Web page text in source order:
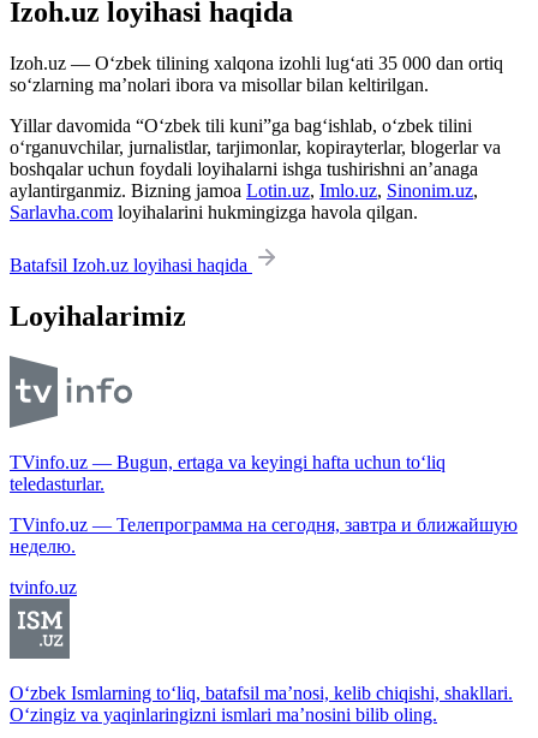
Izoh.uz loyihasi haqida
Izoh.uz — O‘zbek tilining xalqona izohli lug‘ati 35 000 dan ortiq
so‘zlarning ma’nolari ibora va misollar bilan keltirilgan.
Yillar davomida “O‘zbek tili kuni”ga bag‘ishlab, o‘zbek tilini
o‘rganuvchilar, jurnalistlar, tarjimonlar, kopirayterlar, blogerlar va
boshqalar uchun foydali loyihalarni ishga tushirishni an’anaga
aylantirganmiz. Bizning jamoa Lotin.uz, Imlo.uz, Sinonim.uz,
Sarlavha.com loyihalarini hukmingizga havola qilgan.
Batafsil Izoh.uz loyihasi haqida
Loyihalarimiz
TVinfo.uz — Bugun, ertaga va keyingi hafta uchun to‘liq
teledasturlar.
TVinfo.uz — Телепрограмма на сегодня, завтра и ближайшую
неделю.
tvinfo.uz
O‘zbek Ismlarning to‘liq, batafsil ma’nosi, kelib chiqishi, shakllari.
O‘zingiz va yaqinlaringizni ismlari ma’nosini bilib oling.